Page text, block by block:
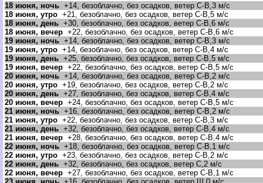
18 июня, ночь +14, безоблачно, без осадков, ветер С-В,3 м/с
18 июня, утро +21, безоблачно, без осадков, ветер С-В,5 м/с
18 июня, день +30, безоблачно, без осадков, ветер С-В,6 м/с
18 июня, вечер +22, безоблачно, без осадков, ветер С-В,6 м/с
19 июня, ночь +14, безоблачно, без осадков, ветер С-В,3 м/с
19 июня, утро +14, безоблачно, без осадков, ветер С-В,4 м/с
19 июня, день +25, безоблачно, без осадков, ветер С-В,5 м/с
19 июня, вечер +22, безоблачно, без осадков, ветер С-В,5 м/с
20 июня, ночь +14, безоблачно, без осадков, ветер С-В,2 м/с
20 июня, утро +19, безоблачно, без осадков, ветер С-В,2 м/с
20 июня, день +27, безоблачно, без осадков, ветер С-В,4 м/с
20 июня, вечер +24, безоблачно, без осадков, ветер С-В,5 м/с
21 июня, ночь +16, безоблачно, без осадков, ветер С-В,2 м/с
21 июня, утро +22, безоблачно, без осадков, ветер С-В,3 м/с
21 июня, день +32, безоблачно, без осадков, ветер С-В,4 м/с
21 июня, вечер +28, безоблачно, без осадков, ветер С-В,4 м/с
22 июня, ночь +18, безоблачно, без осадков, ветер С-В,1 м/с
22 июня, утро +23, безоблачно, без осадков, ветер С-В,2 м/с
22 июня, день +32, безоблачно, без осадков, ветер С,2 м/с
22 июня, вечер +27, безоблачно, без осадков, ветер С-В,1 м/с